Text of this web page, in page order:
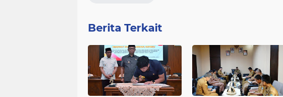
Berita Terkait